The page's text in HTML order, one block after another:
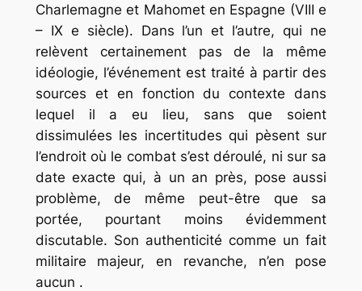
Charlemagne et Mahomet en Espagne (VIII e
– IX e siècle). Dans l’un et l’autre, qui ne
relèvent certainement pas de la même
idéologie, l’événement est traité à partir des
sources et en fonction du contexte dans
lequel il a eu lieu, sans que soient
dissimulées les incertitudes qui pèsent sur
l’endroit où le combat s’est déroulé, ni sur sa
date exacte qui, à un an près, pose aussi
problème, de même peut-être que sa
portée, pourtant moins évidemment
discutable. Son authenticité comme un fait
militaire majeur, en revanche, n’en pose
aucun .